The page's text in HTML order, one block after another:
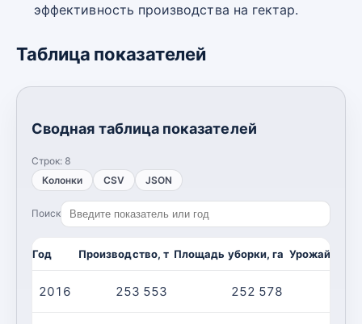
эффективность производства на гектар.
Таблица показателей
Сводная таблица показателей
Строк: 8
Колонки
CSV JSON
Поиск
Год Производство, т Площадь уборки, га
2016 253 553 252 578